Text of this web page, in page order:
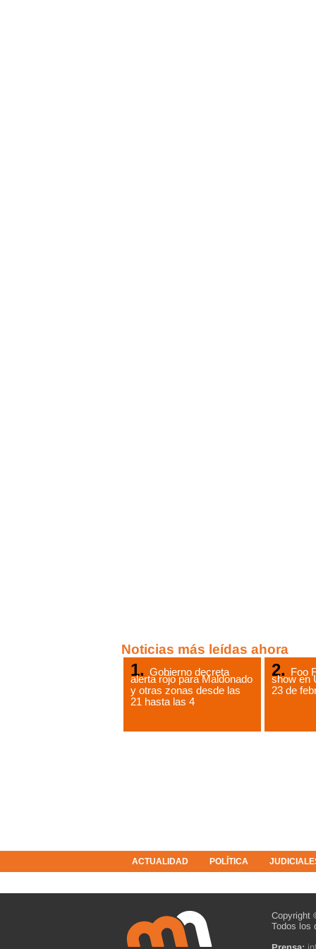
Noticias más leídas ahora
Gobierno decreta
alerta rojo para Maldonado
y otras zonas desde las
21 hasta las 4
Foo
show en
23 de
ACTUALIDAD POLÍTICA
Copyright
Todos los